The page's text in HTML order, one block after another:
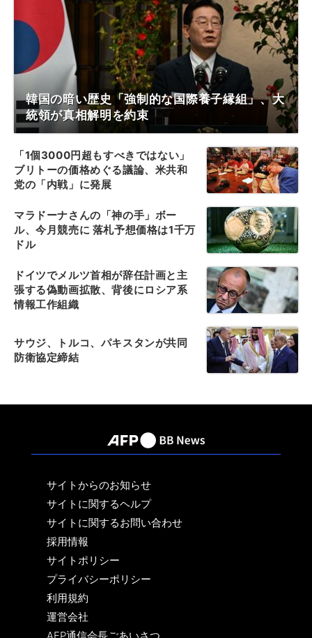
韓国の暗い歴史「強制的な国際養子縁組」、大
統領が真相解明を約束
「1個3000円超もすべきではない」
ブリトーの価格めぐる議論、米共和
党の「内戦」に発展
マラドーナさんの「神の手」ボー
ル、今月競売に 落札予想価格は1千万
ドル
ドイツでメルツ首相が辞任計画と主
張する偽動画拡散、背後にロシア系
情報工作組織
サウジ、トルコ、パキスタンが共同
防衛協定締結
サイトからのお知らせ
サイトに関するヘルプ
サイトに関するお問い合わせ
採用情報
サイトポリシー
プライバシーポリシー
利用規約
運営会社